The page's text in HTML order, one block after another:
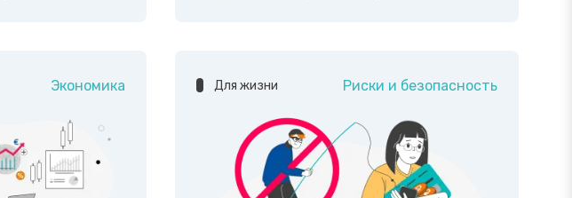
Экономика Для жизни Риски и безопасность